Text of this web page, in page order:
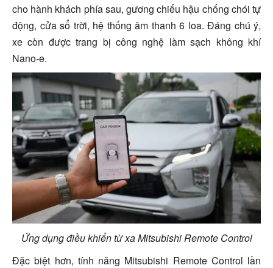
cho hành khách phía sau, gương chiếu hậu chống chói tự
động, cửa sổ trời, hệ thống âm thanh 6 loa. Đáng chú ý,
xe còn được trang bị công nghệ làm sạch không khí
Nano-e.
Ứng dụng điều khiển từ xa Mitsubishi Remote Control
Đặc biệt hơn, tính năng Mitsubishi Remote Control lần